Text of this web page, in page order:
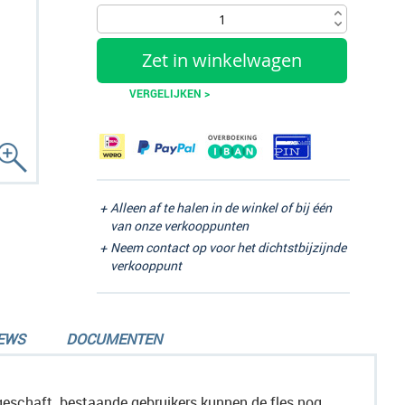
Zet in winkelwagen
VERGELIJKEN >
Alleen af te halen in de winkel of bij één
van onze verkooppunten
Neem contact op voor het dichtstbijzijnde
verkooppunt
DOCUMENTEN